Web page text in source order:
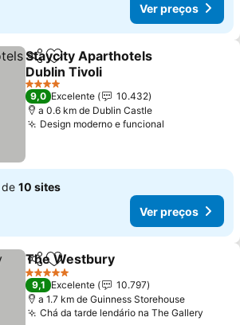
Ver preços
PartilharAdicionar aos favoritos
Staycity Aparthotels
Dublin Tivoli
Ver preços
4 Estrelas
9,0 Excelente
10.432
a 0.6 km de Dublin Castle
Design moderno e funcional
10 sites
Ver preços
PartilharAdicionar aos favoritos
The Westbury
5 Estrelas
9,1 Excelente
10.797
a 1.7 km de Guinness Storehouse
Chá da tarde lendário na The Gallery